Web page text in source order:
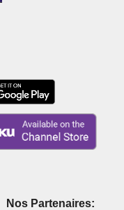
Nos Partenaires: